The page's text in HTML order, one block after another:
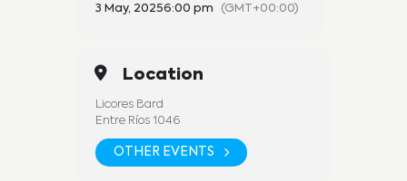
3 May, 20256:00 pm (GMT+00:00)
Location
Licores Bard
Entre Ríos 1046
OTHER EVENTS